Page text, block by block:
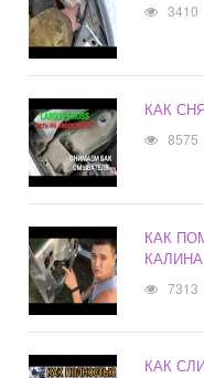
3410
КАК
8575
КАК
КАЛИНА
7313
КАК